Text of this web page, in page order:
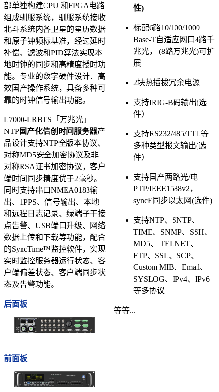
部单独构建CPU 和FPGA电路
组成驯服系统，驯服系统接收
北斗系统内各卫星的星历数据
和原子钟频标基准，经过延时
补偿、滤波和PID算法实现本
地时钟的同步和高精度授时功
能。专业的数字硬件设计、高
效国产操作系统，具备多种可
靠的时钟信号输出功能。
L7000-LRBTS「万兆光」
NTP国产化信创时间服务器产
品设计支持NTP全版本协议、
对称MD5安全加密协议及非
对称RSA证书加密协议，客户
端时间同步精度优于2毫秒。
同时支持串口NMEA0183输
出、1PPS、信号输出、本地
和远程日志记录、绿端子干接
点告警、USB端口升级、网络
数据上传和下载等功能，配合
的SyncTime™监控软件，实现
实时监控服务器运行状态、客
户端偏差状态、客户端同步状
态及告警功能。
后面板
前面板
性)
标配6路10/100/1000
Base-T自适应网口4路千
兆光， (8路万兆光)可扩
展
2块热插拔冗余电源
支持IRIG-B码输出(选
件）
支持RS232/485/TTL等
多种类型报文输出(选
件）
支持国产两路光/电
PTP/IEEE1588v2，
syncE同步以太网(选件)
支持NTP、SNTP、
TIME、SNMP、SSH、
MD5、 TELNET、
FTP、SSL、SCP、
Custom MIB、Email、
SYSLOG、IPv4、IPv6
等多协议
等等...